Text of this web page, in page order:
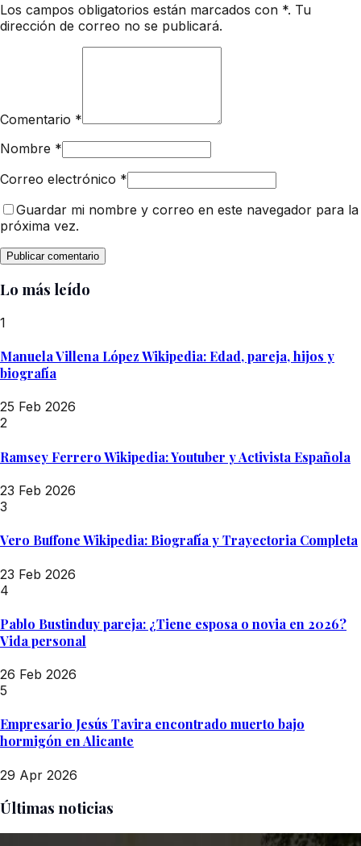
Los campos obligatorios están marcados con *. Tu
dirección de correo no se publicará.
Comentario *
Nombre *
Correo electrónico *
Guardar mi nombre y correo en este navegador para la
próxima vez.
Lo más leído
1
Manuela Villena López Wikipedia: Edad, pareja, hijos y
biografía
25 Feb 2026
2
Ramsey Ferrero Wikipedia: Youtuber y Activista Española
23 Feb 2026
3
Vero Buffone Wikipedia: Biografía y Trayectoria Completa
23 Feb 2026
4
Pablo Bustinduy pareja: ¿Tiene esposa o novia en 2026?
Vida personal
26 Feb 2026
5
Empresario Jesús Tavira encontrado muerto bajo
hormigón en Alicante
29 Apr 2026
Últimas noticias